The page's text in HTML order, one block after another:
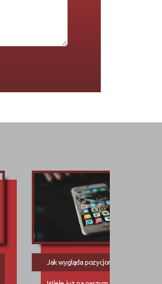
Jak wygląda pozycjonowanie?